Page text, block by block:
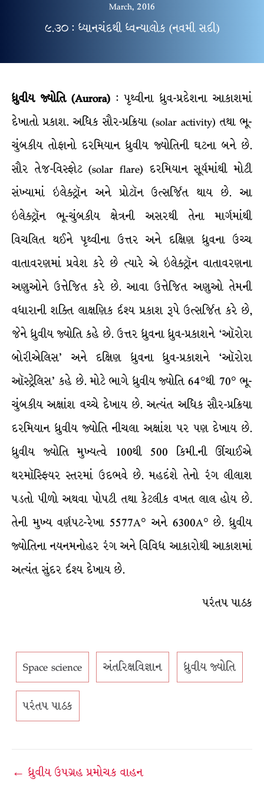
March, 2016
૯.૩૦ : ધ્યાનચંદથી ધ્વન્યાલોક (નવમી સદી)
ધ્રુવીય જ્યોતિ (Aurora) : પૃથ્વીના ધ્રુવ-પ્રદેશના આકાશમાં
દેખાતો પ્રકાશ. અધિક સૌર-પ્રક્રિયા (solar activity) તથા ભૂ-
ચુંબકીય તોફાનો દરમિયાન ધ્રુવીય જ્યોતિની ઘટના બને છે.
સૌર તેજ-વિસ્ફોટ (solar flare) દરમિયાન સૂર્યમાંથી મોટી
સંખ્યામાં ઇલેક્ટ્રૉન અને પ્રોટૉન ઉત્સર્જિત થાય છે. આ
ઇલેક્ટ્રૉન ભૂ-ચુંબકીય ક્ષેત્રની અસરથી તેના માર્ગમાંથી
વિચલિત થઈને પૃથ્વીના ઉત્તર અને દક્ષિણ ધ્રુવના ઉચ્ચ
વાતાવરણમાં પ્રવેશ કરે છે ત્યારે એ ઇલેક્ટ્રૉન વાતાવરણના
અણુઓને ઉત્તેજિત કરે છે. આવા ઉત્તેજિત અણુઓ તેમની
વધારાની શક્તિ લાક્ષણિક ર્દશ્ય પ્રકાશ રૂપે ઉત્સર્જિત કરે છે,
જેને ધ્રુવીય જ્યોતિ કહે છે. ઉત્તર ધ્રુવના ધ્રુવ-પ્રકાશને ‘ઑરોરા
બોરીએલિસ’ અને દક્ષિણ ધ્રુવના ધ્રુવ-પ્રકાશને ‘ઑરોરા
ઑસ્ટ્રેલિસ’ કહે છે. મોટે ભાગે ધ્રુવીય જ્યોતિ 64°થી 70° ભૂ-
ચુંબકીય અક્ષાંશ વચ્ચે દેખાય છે. અત્યંત અધિક સૌર-પ્રક્રિયા
દરમિયાન ધ્રુવીય જ્યોતિ નીચલા અક્ષાંશ પર પણ દેખાય છે.
ધ્રુવીય જ્યોતિ મુખ્યત્વે 100થી 500 કિમી.ની ઊંચાઈએ
થરમૉસ્ફિયર સ્તરમાં ઉદભવે છે. મહદંશે તેનો રંગ લીલાશ
પડતો પીળો અથવા પોપટી તથા કેટલીક વખત લાલ હોય છે.
તેની મુખ્ય વર્ણપટ-રેખા 5577A° અને 6300A° છે. ધ્રુવીય
જ્યોતિના નયનમનોહર રંગ અને વિવિધ આકારોથી આકાશમાં
અત્યંત સુંદર ર્દશ્ય દેખાય છે.
પરંતપ પાઠક
Space science અંતરિક્ષવિજ્ઞાન ધ્રુવીય જ્યોતિ
પરંતપ પાઠક
Post
← ધ્રુવીય ઉપગ્રહ પ્રમોચક વાહન